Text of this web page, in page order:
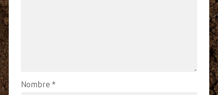
Nombre *